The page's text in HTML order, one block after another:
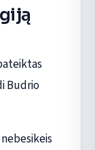
Budrio